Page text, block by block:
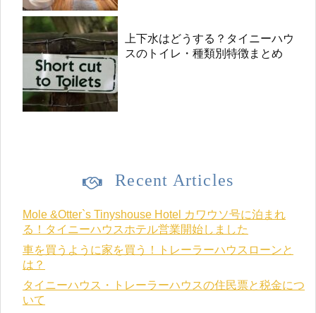
上下水はどうする？タイニーハウ
スのトイレ・種類別特徴まとめ
Recent Articles
Mole &Otter`s Tinyshouse Hotel カワウソ号に泊まれ
る！タイニーハウスホテル営業開始しました
車を買うように家を買う！トレーラーハウスローンと
は？
タイニーハウス・トレーラーハウスの住民票と税金につ
いて